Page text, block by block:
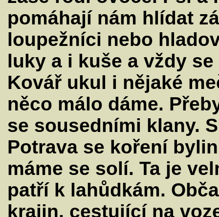
pomáhají nám hlídat
loupežníci nebo
luky a i kuše a vždy
Kovář ukul i nějaké
něco málo dáme.
se sousedními klany.
Potrava se koření
máme se solí. Ta je
patří k lahůdkám.
krajin, cestující na